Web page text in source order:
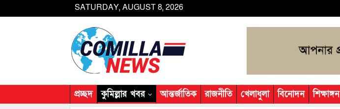
SATURDAY, AUGUST 8, 2026
প্রচ্ছদ কুমিল্লার খবর আন্তর্জাতিক রাজনীতি খেলাধুলা বিনোদন শিক্ষাঙ্গন